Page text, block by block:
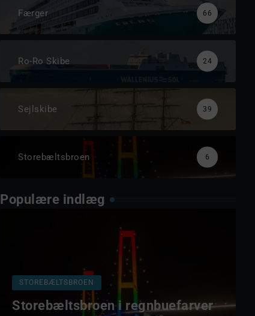
Færger 66
Ro-Ro Skibe 24
Sejlskibe 39
Storebæltsbroen 6
Populære indlæg
STOREBÆLTSBROEN
Storebæltsbroen i regnbuefarver